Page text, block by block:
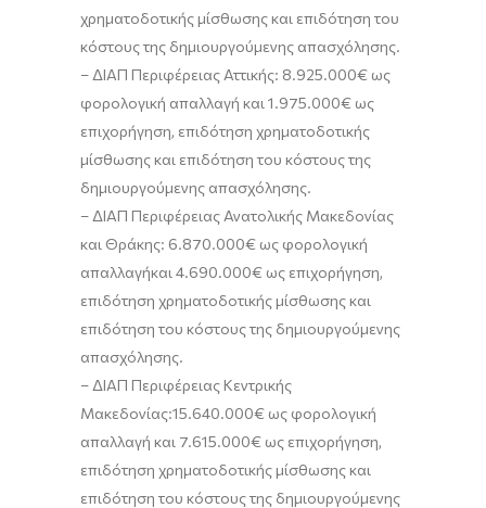
χρηματοδοτικής μίσθωσης και επιδότηση του
κόστους της δημιουργούμενης απασχόλησης.
– ΔΙΑΠ Περιφέρειας Αττικής: 8.925.000€ως
φορολογική απαλλαγή και 1.975.000€ως
επιχορήγηση, επιδότηση χρηματοδοτικής
μίσθωσης και επιδότηση του κόστους της
δημιουργούμενης απασχόλησης.
– ΔΙΑΠ Περιφέρειας Ανατολικής Μακεδονίας
και Θράκης: 6.870.000€ ως φορολογική
απαλλαγήκαι 4.690.000€ ως επιχορήγηση,
επιδότηση χρηματοδοτικής μίσθωσης και
επιδότηση του κόστους της δημιουργούμενης
απασχόλησης.
– ΔΙΑΠ Περιφέρειας Κεντρικής
Μακεδονίας:15.640.000€ ως φορολογική
απαλλαγή και 7.615.000€ ως επιχορήγηση,
επιδότηση χρηματοδοτικής μίσθωσης και
επιδότηση του κόστους της δημιουργούμενης